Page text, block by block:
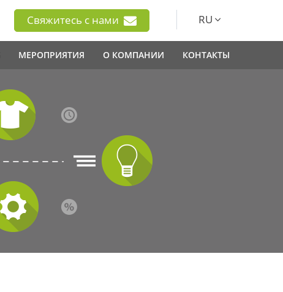
Свяжитесь с нами RU
МЕРОПРИЯТИЯ О КОМПАНИИ КОНТАКТЫ